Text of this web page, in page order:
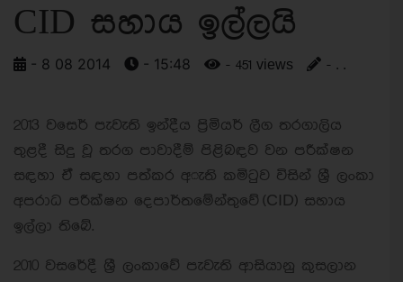
CID සහාය ඉල්ලයි
- 8 08 2014 - 15:48 - 451 views - . .
2013 වසෙර් පැවැති ඉන්දීය ප්‍රිමියර් ලීග තරගාලිය
තුළදී සිදු වූ තරග පාවාදීම් පිළිබඳව වන පරීක්ෂන
සඳහා ඒ් සඳහා පත්කර අැති කමිටුව විසින් ශ්‍රී ලංකා
අපරාධ පරීක්ෂන දෙපාර්තමේන්තුවේ (CID) සහාය
ඉල්ලා තිබේ.
2010 වසරේදී ශ්‍රී ලංකාවේ පැවැති ආසියානු කුසලාන